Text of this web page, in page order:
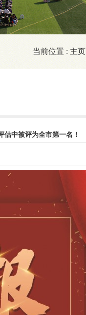
当前位置 : 主页
中被评为全市第一名！